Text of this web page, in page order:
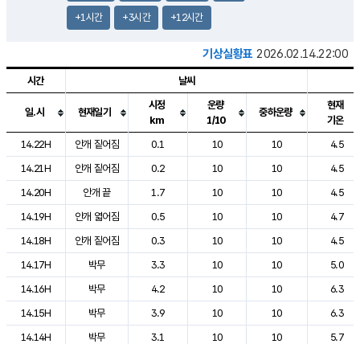
+1시간 +3시간 +12시간
기상실황표 2026.02.14.22:00
도시별 기상실황표로 지점, 날씨, 기온, 강수, 바람, 기압등을 안내한 표입
시간 날씨
일.시 현재일기
시정
km
운량
1/10
중하운량
현재
기온
14.22H
안개 짙어짐 0.1 10 10
4.5
14.21H
안개 짙어짐 0.2 10 10
4.5
14.20H
안개 끝 1.7 10 10
4.5
14.19H
안개 엷어짐 0.5 10 10
4.7
14.18H
안개 짙어짐 0.3 10 10
4.5
14.17H
박무 3.3 10 10
5.0
14.16H
박무 4.2 10 10
6.3
14.15H
박무 3.9 10 10
6.3
14.14H
박무 3.1 10 10
5.7